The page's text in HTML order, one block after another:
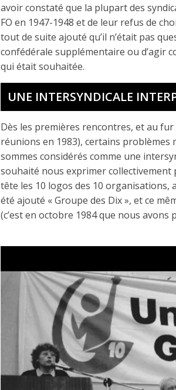
avoir constaté que la plupart des
FO en 1947-1948 et de leur refus de
tout de suite ajouté qu’il n’était pas
confédérale supplémentaire ou d’agir
qui était souhaitée.
UNE INTERSYNDICALE
Dès les premières rencontres, et au
réunions en 1983), certains
sommes considérés comme une
souhaité nous exprimer collectivement
tête les 10 logos des 10 organisations,
été ajouté « Groupe des Dix », et ce
(c’est en octobre 1984 que nous avons